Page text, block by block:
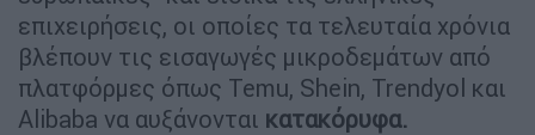
επιχειρήσεις, οι οποίες τα τελευταία χρόνια
βλέπουν τις εισαγωγές μικροδεμάτων από
πλατφόρμες όπως Temu, Shein, Trendyol και
Alibaba να αυξάνονται κατακόρυφα.